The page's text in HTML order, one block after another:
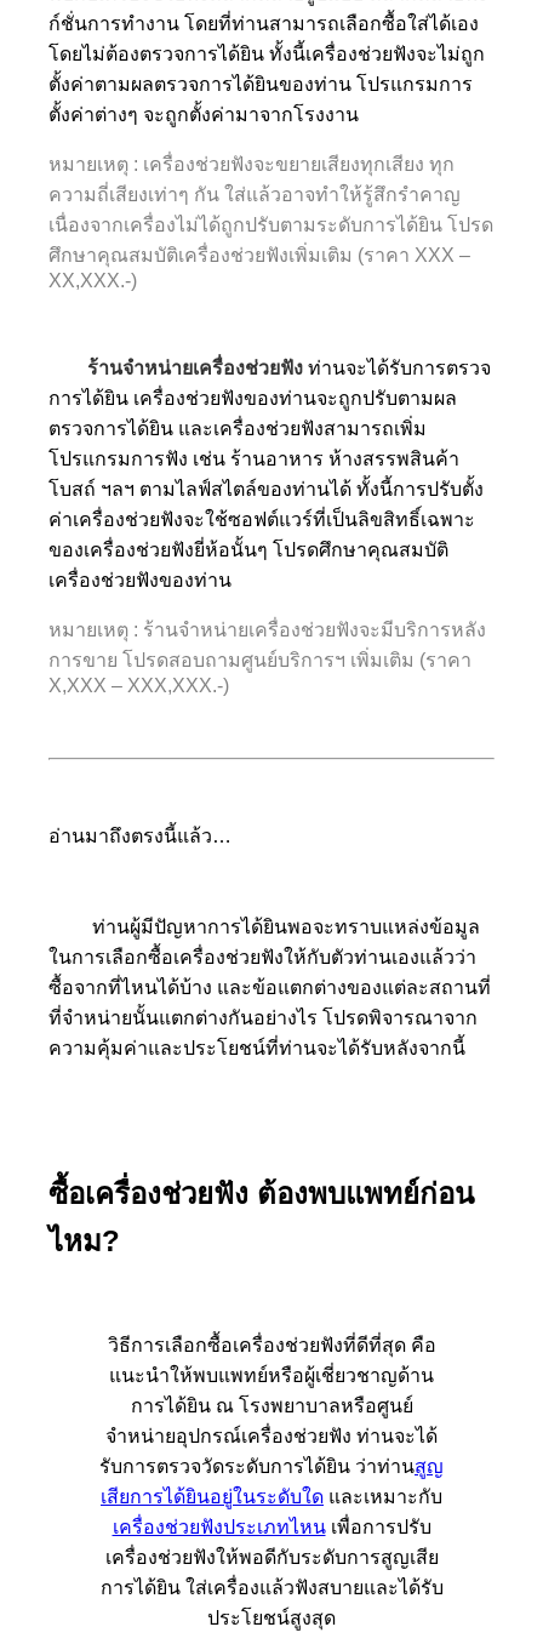
ก์ชั่นการทำงาน โดยที่ท่านสามารถเลือกซื้อใส่ได้เอง
โดยไม่ต้องตรวจการได้ยิน ทั้งนี้เครื่องช่วยฟังจะไม่ถูก
ตั้งค่าตามผลตรวจการได้ยินของท่าน โปรแกรมการ
ตั้งค่าต่างๆ จะถูกตั้งค่ามาจากโรงงาน
หมายเหตุ : เครื่องช่วยฟังจะขยายเสียงทุกเสียง ทุก
ความถี่เสียงเท่าๆ กัน ใส่แล้วอาจทำให้รู้สึกรำคาญ
เนื่องจากเครื่องไม่ได้ถูกปรับตามระดับการได้ยิน โปรด
ศึกษาคุณสมบัติเครื่องช่วยฟังเพิ่มเติม (ราคา XXX –
XX,XXX.-)
ร้านจำหน่ายเครื่องช่วยฟังท่านจะได้รับการตรวจ
การได้ยิน เครื่องช่วยฟังของท่านจะถูกปรับตามผล
ตรวจการได้ยิน และเครื่องช่วยฟังสามารถเพิ่ม
โปรแกรมการฟัง เช่น ร้านอาหาร ห้างสรรพสินค้า
โบสถ์ ฯลฯ ตามไลฟ์สไตล์ของท่านได้ ทั้งนี้การปรับตั้ง
ค่าเครื่องช่วยฟังจะใช้ซอฟต์แวร์ที่เป็นลิขสิทธิ์เฉพาะ
ของเครื่องช่วยฟังยี่ห้อนั้นๆ โปรดศึกษาคุณสมบัติ
เครื่องช่วยฟังของท่าน
หมายเหตุ : ร้านจำหน่ายเครื่องช่วยฟังจะมีบริการหลัง
การขาย โปรดสอบถามศูนย์บริการฯ เพิ่มเติม (ราคา
X,XXX – XXX,XXX.-)
อ่านมาถึงตรงนี้แล้ว…
ท่านผู้มีปัญหาการได้ยินพอจะทราบแหล่งข้อมูล
ในการเลือกซื้อเครื่องช่วยฟังให้กับตัวท่านเองแล้วว่า
ซื้อจากที่ไหนได้บ้าง และข้อแตกต่างของแต่ละสถานที่
ที่จำหน่ายนั้นแตกต่างกันอย่างไร โปรดพิจารณาจาก
ความคุ้มค่าและประโยชน์ที่ท่านจะได้รับหลังจากนี้
ซื้อเครื่องช่วยฟัง ต้องพบแพทย์ก่อน
ไหม?
วิธีการเลือกซื้อเครื่องช่วยฟังที่ดีที่สุด คือ
แนะนำให้พบแพทย์หรือผู้เชี่ยวชาญด้าน
การได้ยิน ณ โรงพยาบาลหรือศูนย์
จำหน่ายอุปกรณ์เครื่องช่วยฟัง ท่านจะได้
รับการตรวจวัดระดับการได้ยิน ว่าท่านสูญ
เสียการได้ยินอยู่ในระดับใด และเหมาะกับ
เครื่องช่วยฟังประเภทไหนเพื่อการปรับ
เครื่องช่วยฟังให้พอดีกับระดับการสูญเสีย
การได้ยิน ใส่เครื่องแล้วฟังสบายและได้รับ
ประโยชน์สูงสุด